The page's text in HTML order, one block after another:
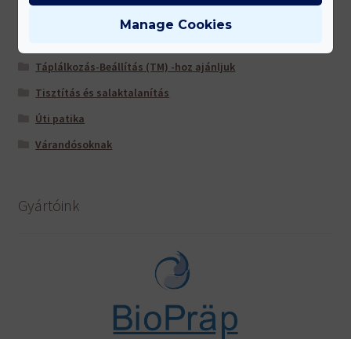
Táplálkozás-Beállítás (TM) -hoz ajánljuk
Tisztítás és salaktalanítás
Úti patika
Várandósoknak
Gyártóink
Manage Cookies